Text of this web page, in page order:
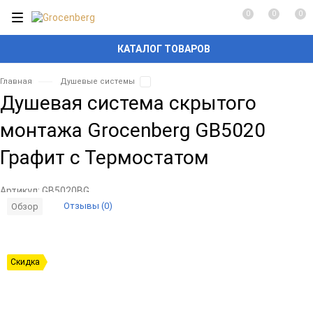
КАТАЛОГ ТОВАРОВ
0 0 0
Главная Душевые системы
Душевая система скрытого
монтажа Grocenberg GB5020
Графит с Термостатом
Артикул: GB5020BG
Обзор Отзывы (0)
Скидка